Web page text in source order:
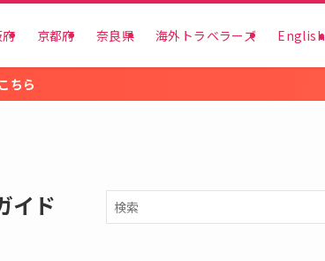
京都府 奈良県 海外トラベラーズ English
ちら
イド